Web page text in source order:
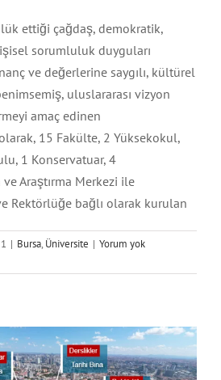
ettiği çağdaş, demokratik,
sorumluluk duyguları
ve değerlerine saygılı, kültürel
uluslararası vizyon
amaç edinen
15 Fakülte, 2 Yüksekokul,
1 Konservatuar, 4
Araştırma Merkezi ile
Rektörlüğe bağlı olarak kurulan
| Bursa, Üniversite | Yorum yok
Zaim Üniversitesi